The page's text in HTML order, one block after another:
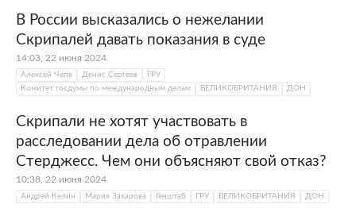
В России высказались о нежелании
Скрипалей давать показания в суде
14:03, 22 июня 2024
Алексей Чепа Денис Сергеев
ГРУ
Комитет госдумы по международным делам
ВЕЛИКОБРИТАНИЯ ДОН
Скрипали не хотят участвовать в
расследовании дела об отравлении
Стерджесс. Чем они объясняют свой отказ?
10:38, 22 июня 2024
Андрей Келин Мария Захарова Генштаб ГРУ ВЕЛИКОБРИТАНИЯ ДОН